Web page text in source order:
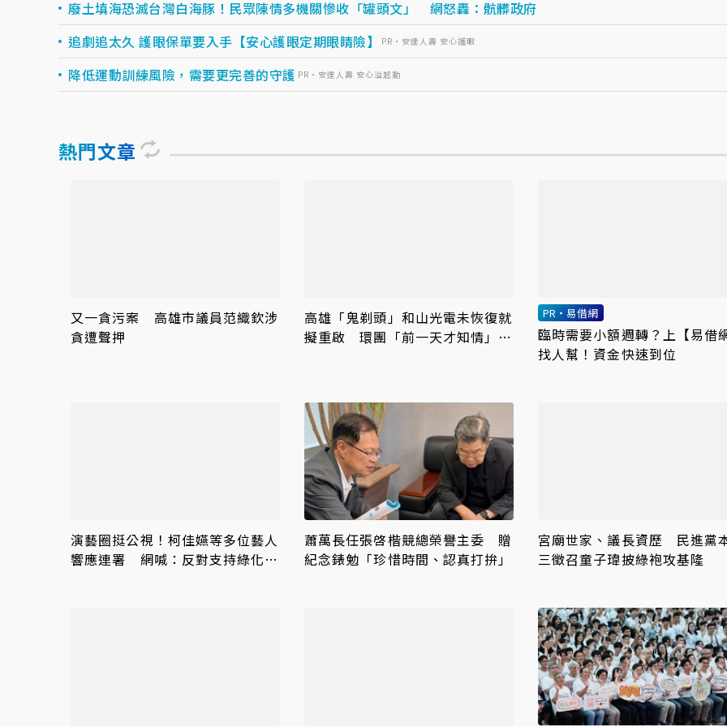
廢土填海恐滅台灣白海豚！民眾陳情多機關慘收「罐頭文」 網怒轟：骯髒政府
追劇追太久 護眼保單要入手【安心護眼定期眼睛險】
PR・安達人壽 安心護眼
降低運動訓練風險，需要更完善的守護 PR・安達人壽 安心溢起動
熱門文章
又一貪污案 高雄市議員范織欽涉
貪遭聲押
高雄「鬼剃頭」和山光電未恢復就
擬重啟 環團「前一天才知情」痛
PR・易借網
臨時需要小額週轉？上【易借
找人幫！資金快速到位
演藝圈挺公視！柯佳嬿等多位藝人
響應連署 網喊：反對支持綠化的
蕭萬長任張啓楷競總榮譽主委 贈
紀念錶勉「珍惜時間、認真打拚」
宮廟世家、議長資歷 民進黨
三徵召童子瑋披綠袍攻基隆